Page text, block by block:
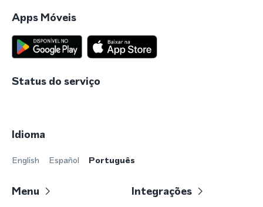
Apps Móveis
Status do serviço
Idioma
English Español Português
Menu Integrações